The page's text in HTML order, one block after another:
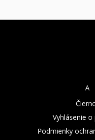
A
Vyhlásenie
Podmienky